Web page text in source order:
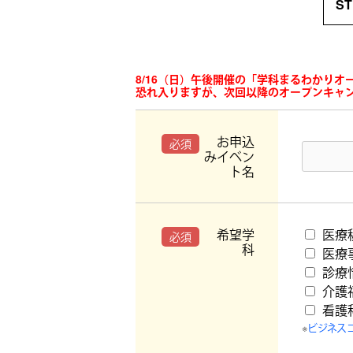
8/16（日）午後開催の「学科まるわかりオ
恐れ入りますが、次回以降のオープンキャ
必須
お申込
みイベン
ト名
必須
希望学
科
医療
医療
診療
介護
看護
※ビジネス